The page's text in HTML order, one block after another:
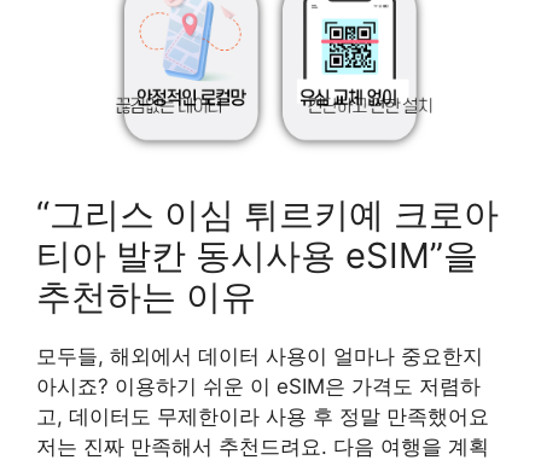
“그리스 이심 튀르키예 크로아
티아 발칸 동시사용 eSIM”을
추천하는 이유
모두들, 해외에서 데이터 사용이 얼마나 중요한지
아시죠? 이용하기 쉬운 이 eSIM은 가격도 저렴하
고, 데이터도 무제한이라 사용 후 정말 만족했어요
저는 진짜 만족해서 추천드려요. 다음 여행을 계획